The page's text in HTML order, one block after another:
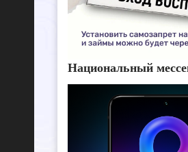
Национальный